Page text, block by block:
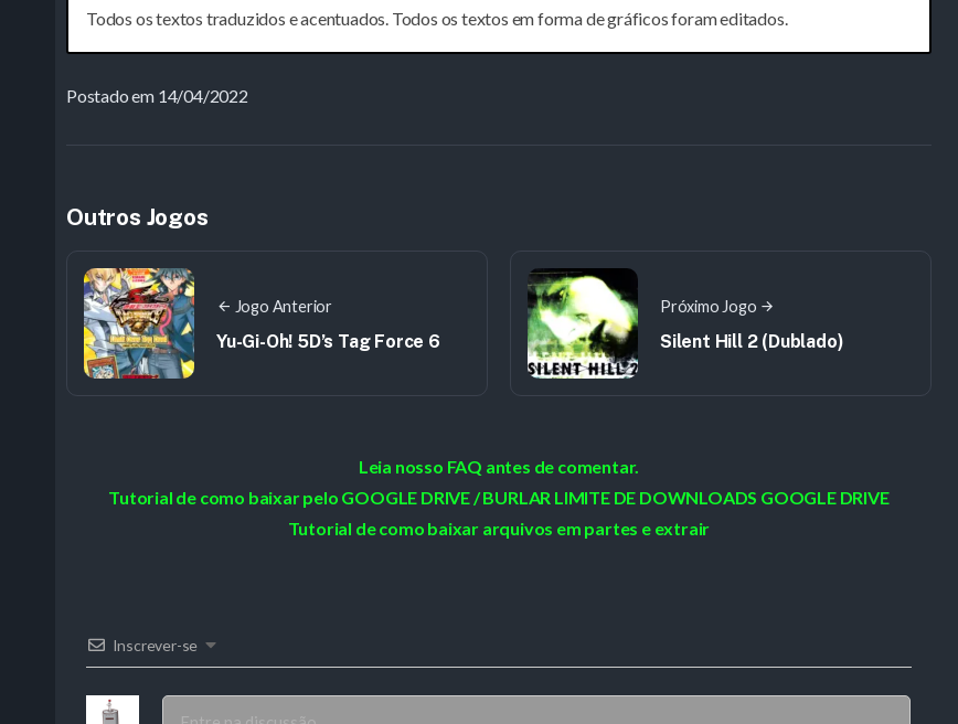
Todos os textos traduzidos e acentuados. Todos os textos em forma de gráficos foram editados.
Postado em 14/04/2022
Outros Jogos
Jogo Anterior
Yu-Gi-Oh! 5D’s Tag Force 6
Próximo Jogo
Silent Hill 2 (Dublado)
Leia nosso FAQ antes de comentar.
Tutorial de como baixar pelo GOOGLE DRIVE / BURLAR LIMITE DE DOWNLOADS GOOGLE DRIVE
Tutorial de como baixar arquivos em partes e extrair
Inscrever-se